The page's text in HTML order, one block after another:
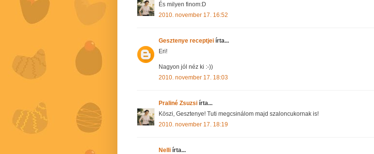
És milyen finom:D
2010. november 17. 16:52
Gesztenye receptjei írta...
Eri!
Nagyon jól néz ki :-))
2010. november 17. 18:03
Praliné Zsuzsi írta...
Köszi, Gesztenye! Tuti megcsinálom majd szaloncukornak is!
2010. november 17. 18:19
Nelli írta...